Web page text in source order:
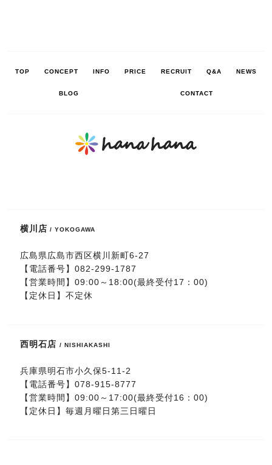
TOP CONCEPT INFO PRICE RECRUIT Q&A NEWS
BLOG CONTACT
横川店 / YOKOGAWA
広島県広島市西区横川新町6-27
【電話番号】082-299-1787
【営業時間】09:00～18:00(最終受付17：00)
【定休日】不定休
西明石店/ NISHIAKASHI
兵庫県明石市小久保5-11-2
【電話番号】078-915-8777
【営業時間】09:00～17:00(最終受付16：00)
【定休日】毎週月曜日第三日曜日